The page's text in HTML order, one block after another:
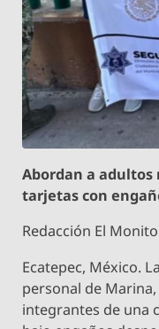
Abordan a adultos
tarjetas con
Redacción El
Ecatepec, México.
personal de
integrantes de una